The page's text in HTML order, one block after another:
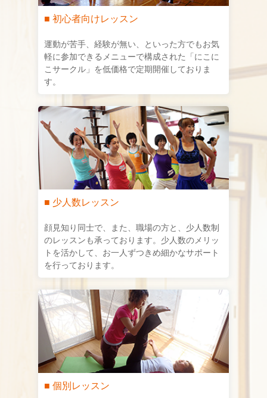
■ 初心者向けレッスン
運動が苦手、経験が無い、といった方でもお気
軽に参加できるメニューで構成された「にこに
こサークル」を低価格で定期開催しておりま
す。
■ 少人数レッスン
顔見知り同士で、また、職場の方と、少人数制
のレッスンも承っております。少人数のメリッ
トを活かして、お一人ずつきめ細かなサポート
を行っております。
■ 個別レッスン